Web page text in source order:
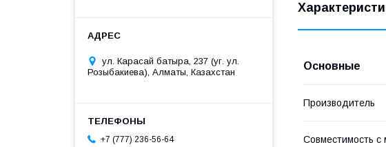
Основные
Производитель
Совместимость с
ул. Карасай батыра, 237 (уг. ул.
Розыбакиева), Алматы, Казахстан
+7 (777) 236-56-64